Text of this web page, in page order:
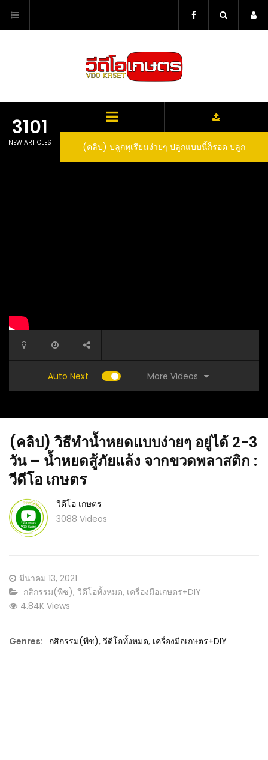
content
3101
NEW ARTICLES
ตรกำจัดเพลี้ย มด
(คลิป) ปลูกทุเรียนง่ายๆ ปลูกแบบนี้ก็รอด ปลูก
ทุเรียนต้นคู่ แบบเสียบยอดและเมล็ด
Auto Next More Videos
ใช้แทน
(คลิป) สร้างรถฉีดพ่นบังคับวิทยุ ให้ทำงานแทน
มนุษย์ : วีดีโอ เกษตร
(คลิป) วิธีทำน้ำหยดแบบง่ายๆ อยู่ได้ 2-3
วัน – น้ำหยดสู้ภัยแล้ง จากขวดพลาสติก :
วีดีโอ เกษตร
วีดีโอ เกษตร
3088 Videos
Posted
on
มีนาคม 13, 2021
CATEGORY:
กสิกรรม(พืช), วีดีโอทั้งหมด, เครื่องมือเกษตร+DIY
4.84K Views
Genres: กสิกรรม(พืช), วีดีโอทั้งหมด, เครื่องมือเกษตร+DIY